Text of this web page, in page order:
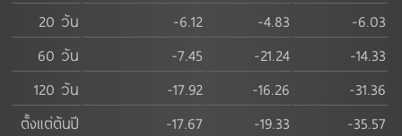
20 วัน
-6.12 -4.83
-6.03
60 วัน
-7.45 -21.24
-14.33
120 วัน
-17.92 -16.26
-31.36
ตั้งแต่ต้นปี
-17.67 -19.33
-35.57